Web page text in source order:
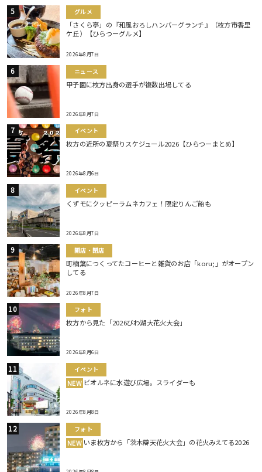
グルメ
「さくら亭」の『和風おろしハンバーグランチ』（枚方市香里
ケ丘）【ひらつーグルメ】
2026年8月7日
ニュース
甲子園に枚方出身の選手が複数出場してる
2026年8月7日
イベント
枚方の近所の夏祭りスケジュール2026【ひらつーまとめ】
2026年8月6日
イベント
くずモにクッピーラムネカフェ！限定りんご飴も
2026年8月7日
開店・閉店
町楠葉につくってたコーヒーと雑貨のお店「koru;」がオープン
してる
2026年8月7日
フォト
枚方から見た「2026びわ湖大花火大会」
2026年8月6日
イベント
NEW ビオルネに水遊び広場。スライダーも
2026年8月8日
フォト
NEW いま枚方から「茨木辯天花火大会」の花火みえてる2026